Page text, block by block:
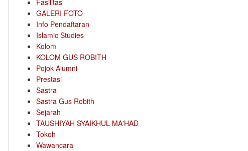
Fasilitas
GALERI FOTO
Info Pendaftaran
Islamic Studies
Kolom
KOLOM GUS ROBITH
Pojok Alumni
Prestasi
Sastra
Sastra Gus Robith
Sejarah
TAUSHIYAH SYAIKHUL MA'HAD
Tokoh
Wawancara